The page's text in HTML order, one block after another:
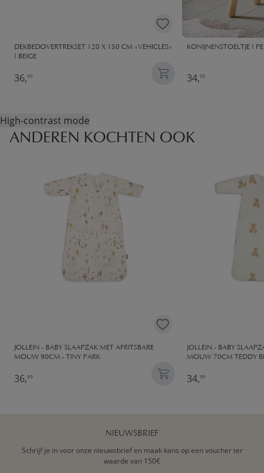
DEKBEDOVERTREKSET 120 X 150 CM «VEHICLES»
| BEIGE
36,95
KONIJNENSTOELTJE |
34,95
High-contrast mode
ANDEREN KOCHTEN OOK
JOLLEIN - BABY SLAAPZAK MET AFRITSBARE
MOUW 90CM - TINY PARK
36,99
JOLLEIN - BABY
MOUW 70CM TEDDY
34,99
NIEUWSBRIEF
Schrijf je in voor onze nieuwsbrief en maak kans op een voucher ter
waarde van 150€